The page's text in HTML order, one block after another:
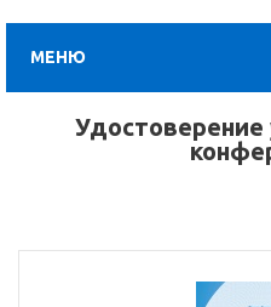
МЕНЮ
Удостоверение